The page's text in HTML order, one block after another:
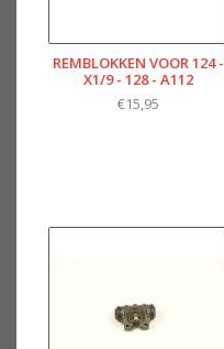
REMBLOKKEN VOOR 124 -
X1/9 - 128 - A112
€15,95